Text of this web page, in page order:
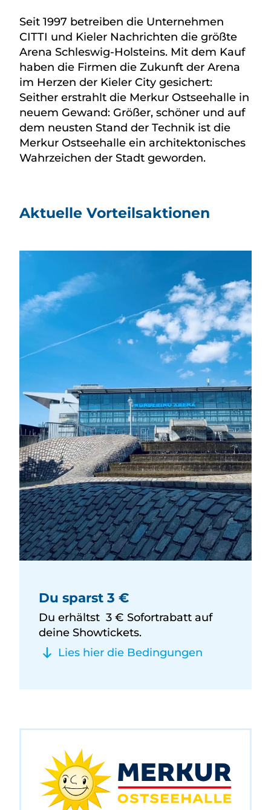
Seit 1997 betreiben die Unternehmen
CITTI und Kieler Nachrichten die größte
Arena Schleswig-Holsteins. Mit dem Kauf
haben die Firmen die Zukunft der Arena
im Herzen der Kieler City gesichert:
Seither erstrahlt die Merkur Ostseehalle in
neuem Gewand: Größer, schöner und auf
dem neusten Stand der Technik ist die
Merkur Ostseehalle ein architektonisches
Wahrzeichen der Stadt geworden.
Aktuelle Vorteilsaktionen
Du sparst 3 €
Du erhältst 3 € Sofortrabatt auf
deine Showtickets.
Lies hier die Bedingungen